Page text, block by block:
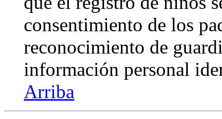
consentimiento de los
reconocimiento de
información personal
Arriba